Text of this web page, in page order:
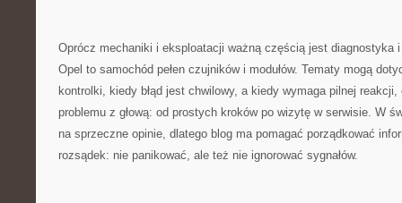
Oprócz mechaniki i eksploatacji ważną częścią jest diagnostyka
Opel to samochód pełen czujników i modułów. Tematy mogą
kontrolki, kiedy błąd jest chwilowy, a kiedy wymaga pilnej
problemu z głową: od prostych kroków po wizytę w serwisie. W
na sprzeczne opinie, dlatego blog ma pomagać porządkować
rozsądek: nie panikować, ale też nie ignorować sygnałów.